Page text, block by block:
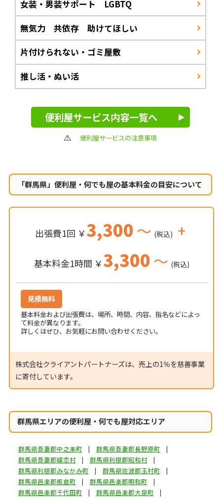
女装・男装サポート LGBTQ
無気力 共依存 助けてほしい
片付けられない・ゴミ屋敷
推し活・ぬい活
便利屋サービス内容一覧へ
便利屋サービスの注意事項
「群馬県」便利屋・何でも屋の基本料金の目安について
出張費1回 ￥3,300～ (税込) +
基本料金1時間 ￥3,300～ (税込)
見積無料
基本料金および出張費は、場所、時間、内容、指名などによっ
て料金が異なります。
詳しくはぜひ、お気軽にお問い合わせください。
株式会社クライアントパートナーズは、売上の1％を慈善事業
に寄付しています。
群馬県エリアの便利屋・何でも屋対応エリア
群馬県吾妻郡中之条町
群馬県吾妻郡長野原町
群馬県吾妻郡嬬恋村
群馬県利根郡昭和村
群馬県利根郡みなかみ町
群馬県佐波郡玉村町
群馬県邑楽郡板倉町
群馬県邑楽郡明和町
群馬県邑楽郡千代田町
群馬県邑楽郡大泉町